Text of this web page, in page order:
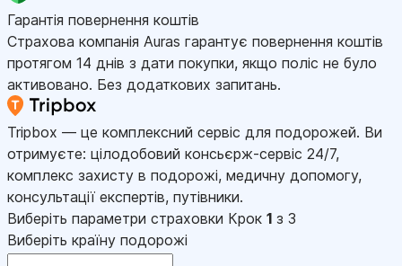
Гарантія повернення коштів
Страхова компанія Auras гарантує повернення коштів
протягом 14 днів з дати покупки, якщо поліс не було
активовано. Без додаткових запитань.
Tripbox — це комплексний сервіс для подорожей. Ви
отримуєте: цілодобовий консьєрж-сервіс 24/7,
комплекс захисту в подорожі, медичну допомогу,
консультації експертів, путівники.
Виберіть параметри страховки Крок 1 з 3
Виберіть країну подорожі